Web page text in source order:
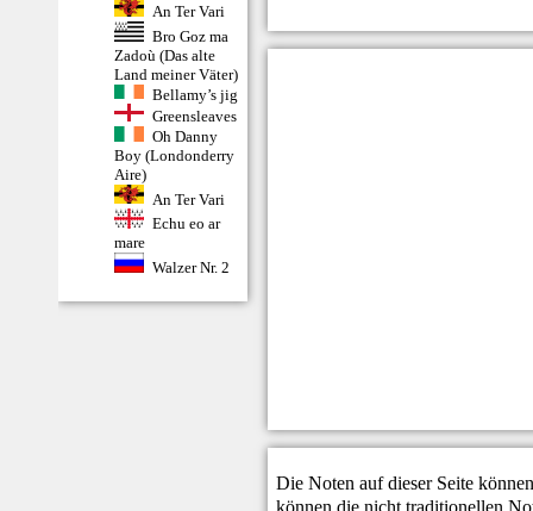
An Ter Vari
Bro Goz ma
Zadoù (Das alte
Land meiner Väter)
Bellamy’s jig
Greensleaves
Oh Danny
Boy (Londonderry
Aire)
An Ter Vari
Echu eo ar
mare
Walzer Nr. 2
Die Noten auf dieser Seite